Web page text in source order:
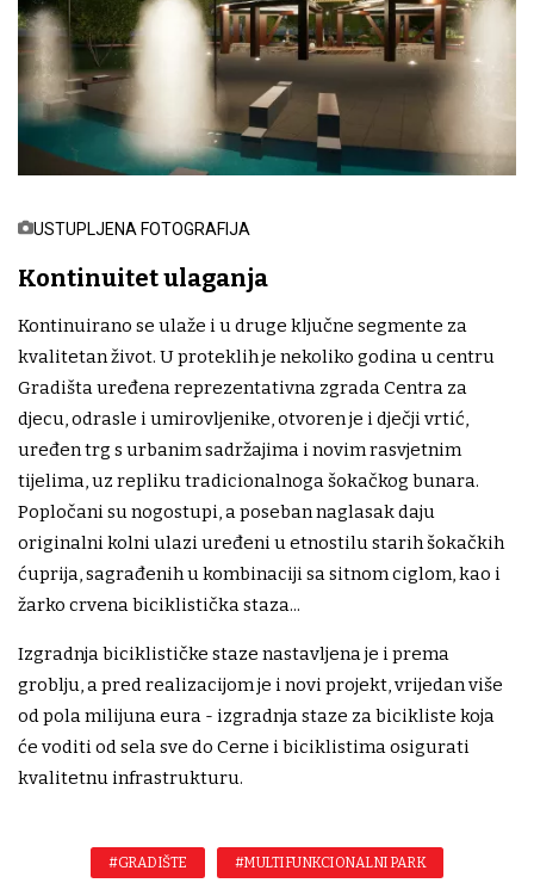
USTUPLJENA FOTOGRAFIJA
Kontinuitet ulaganja
Kontinuirano se ulaže i u druge ključne segmente za
kvalitetan život. U proteklih je nekoliko godina u centru
Gradišta uređena reprezentativna zgrada Centra za
djecu, odrasle i umirovljenike, otvoren je i dječji vrtić,
uređen trg s urbanim sadržajima i novim rasvjetnim
tijelima, uz repliku tradicionalnoga šokačkog bunara.
Popločani su nogostupi, a poseban naglasak daju
originalni kolni ulazi uređeni u etnostilu starih šokačkih
ćuprija, sagrađenih u kombinaciji sa sitnom ciglom, kao i
žarko crvena biciklistička staza...
Izgradnja biciklističke staze nastavljena je i prema
groblju, a pred realizacijom je i novi projekt, vrijedan više
od pola milijuna eura - izgradnja staze za bicikliste koja
će voditi od sela sve do Cerne i biciklistima osigurati
kvalitetnu infrastrukturu.
#GRADIŠTE #MULTIFUNKCIONALNI PARK